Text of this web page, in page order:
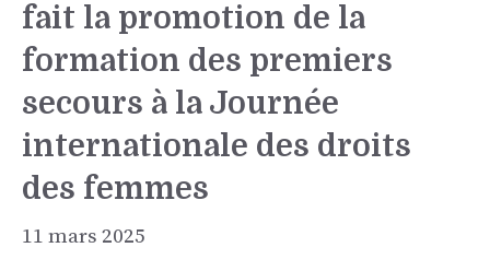
fait la promotion de la
formation des premiers
secours à la Journée
internationale des droits
des femmes
11 mars 2025